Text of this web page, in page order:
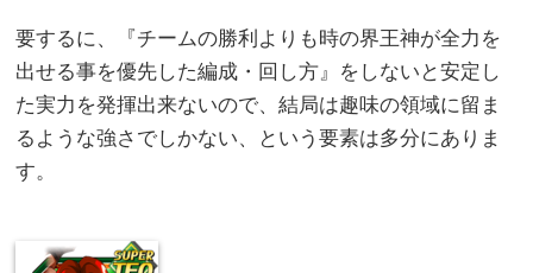
要するに、『チームの勝利よりも時の界王神が全力を
出せる事を優先した編成・回し方』をしないと安定し
た実力を発揮出来ないので、結局は趣味の領域に留ま
るような強さでしかない、という要素は多分にありま
す。